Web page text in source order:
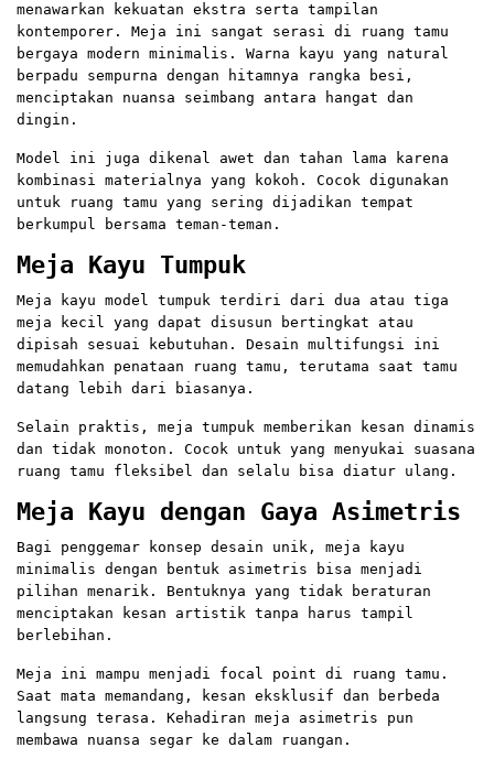
menawarkan kekuatan ekstra serta tampilan
kontemporer. Meja ini sangat serasi di ruang tamu
bergaya modern minimalis. Warna kayu yang natural
berpadu sempurna dengan hitamnya rangka besi,
menciptakan nuansa seimbang antara hangat dan
dingin.
Model ini juga dikenal awet dan tahan lama karena
kombinasi materialnya yang kokoh. Cocok digunakan
untuk ruang tamu yang sering dijadikan tempat
berkumpul bersama teman-teman.
Meja Kayu Tumpuk
Meja kayu model tumpuk terdiri dari dua atau tiga
meja kecil yang dapat disusun bertingkat atau
dipisah sesuai kebutuhan. Desain multifungsi ini
memudahkan penataan ruang tamu, terutama saat tamu
datang lebih dari biasanya.
Selain praktis, meja tumpuk memberikan kesan dinamis
dan tidak monoton. Cocok untuk yang menyukai suasana
ruang tamu fleksibel dan selalu bisa diatur ulang.
Meja Kayu dengan Gaya Asimetris
Bagi penggemar konsep desain unik, meja kayu
minimalis dengan bentuk asimetris bisa menjadi
pilihan menarik. Bentuknya yang tidak beraturan
menciptakan kesan artistik tanpa harus tampil
berlebihan.
Meja ini mampu menjadi focal point di ruang tamu.
Saat mata memandang, kesan eksklusif dan berbeda
langsung terasa. Kehadiran meja asimetris pun
membawa nuansa segar ke dalam ruangan.